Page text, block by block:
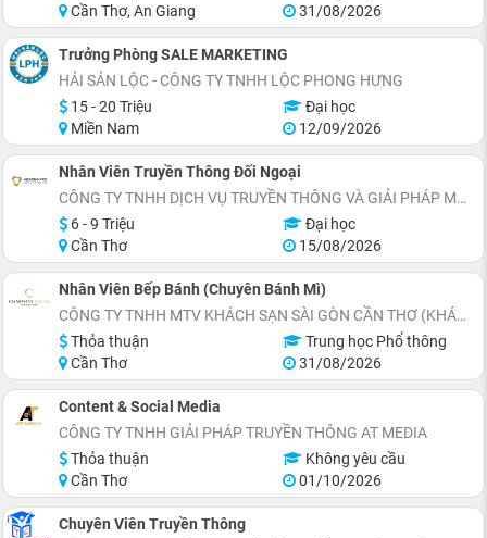
Cần Thơ, An Giang
31/08/2026
Trưởng Phòng SALE MARKETING
HẢI SẢN LỘC - CÔNG TY TNHH LỘC PHONG HƯNG
15 - 20 Triệu
Đại học
Miền Nam
12/09/2026
Nhân Viên Truyền Thông Đối Ngoại
CÔNG TY TNHH DỊCH VỤ TRUYỀN THÔNG VÀ GIẢI PHÁP MARKETING MEKONG PRO
6 - 9 Triệu
Đại học
Cần Thơ
15/08/2026
Nhân Viên Bếp Bánh (Chuyên Bánh Mì)
CÔNG TY TNHH MTV KHÁCH SẠN SÀI GÒN CẦN THƠ (KHÁCH SẠN CHARMANT SUITES)
Thỏa thuận
Trung học Phổ thông
Cần Thơ
31/08/2026
Content & Social Media
CÔNG TY TNHH GIẢI PHÁP TRUYỀN THÔNG AT MEDIA
Thỏa thuận
Không yêu cầu
Cần Thơ
01/10/2026
Chuyên Viên Truyền Thông